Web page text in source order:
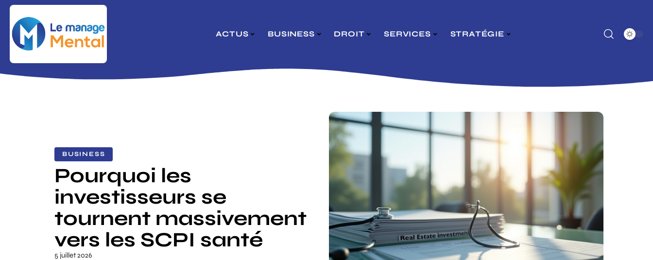
ACTUS BUSINESS DROIT SERVICES STRATÉGIE
BUSINESS
Pourquoi les
investisseurs se
tournent massivement
vers les SCPI santé
5 juillet 2026